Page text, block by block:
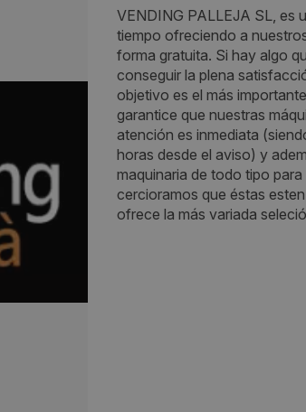
VENDING PALLEJA SL, es
tiempo ofreciendo a
forma gratuita. Si hay algo
conseguir la plena
objetivo es el más
garantice que nuestras
atención es inmediata
horas desde el aviso) y
maquinaria de todo tipo
cercioramos que éstas
ofrece la más variada
Persona de contacto:
Xavi Planas
Dirección:
Lopez de Vega, 1
Localidad:
Pallejà